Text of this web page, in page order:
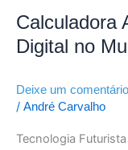
Calculadora
Digital no
Deixe um comentário
/ André Carvalho
Tecnologia